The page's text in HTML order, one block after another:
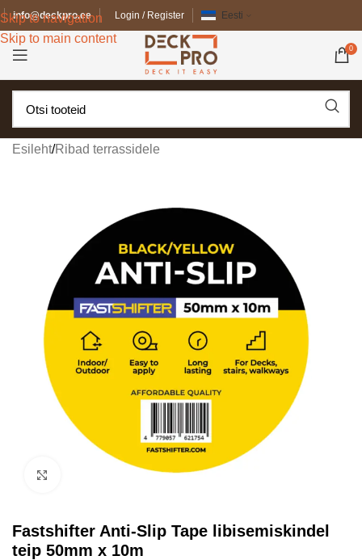
Skip to navigation
Skip to main content
info@deckpro.ee Login / Register Eesti
0
Esileht/Ribad terrassidele
Kliki suurendamiseks
Fastshifter Anti-Slip Tape libisemiskindel
teip 50mm x 10m